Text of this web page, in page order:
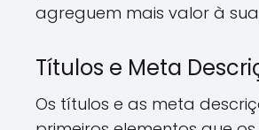
agreguem mais valor à
Títulos e Meta
Os títulos e as meta